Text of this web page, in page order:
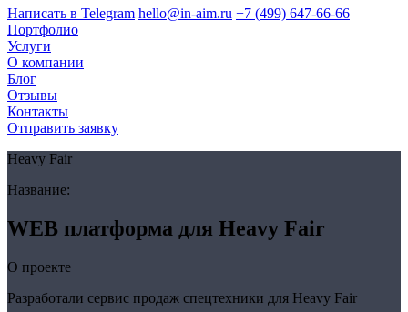
Написать в Telegram hello@in-aim.ru +7 (499) 647-66-66
Портфолио
Услуги
О компании
Блог
Отзывы
Контакты
Отправить заявку
Heavy Fair
Название:
WEB платформа для Heavy Fair
О проекте
Разработали сервис продаж спецтехники для Heavy Fair